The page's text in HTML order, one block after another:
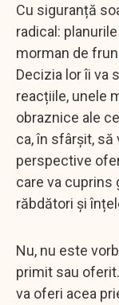
Cu siguranță
radical:
morman de
Decizia lor îi va
reacțiile, unele
obraznice ale
ca, în sfârșit,
perspective
care va cuprins
răbdători și
Nu, nu este
primit sau
va oferi acea